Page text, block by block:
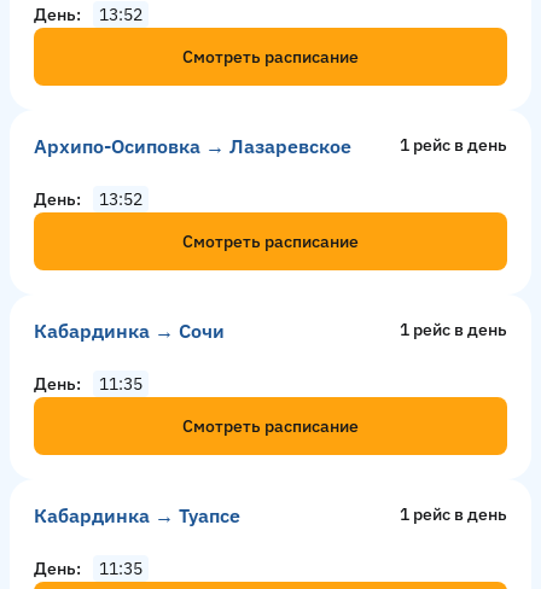
День
13:52
Смотреть расписание
Архипо-Осиповка → Лазаревское 1 рейс в день
День
13:52
Смотреть расписание
Кабардинка → Сочи 1 рейс в день
День
11:35
Смотреть расписание
Кабардинка → Туапсе 1 рейс в день
День
11:35